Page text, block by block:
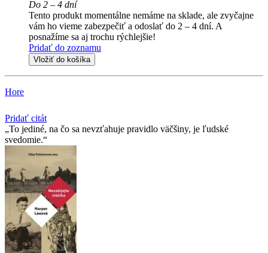
Do 2 – 4 dní
Tento produkt momentálne nemáme na sklade, ale zvyčajne
vám ho vieme zabezpečiť a odoslať do 2 – 4 dní. A
posnažíme sa aj trochu rýchlejšie!
Pridať do zoznamu
Vložiť do košíka
Hore
Pridať citát
To jediné, na čo sa nevzťahuje pravidlo väčšiny, je ľudské
svedomie.